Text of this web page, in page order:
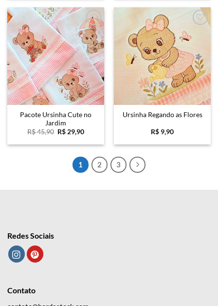
Favoritar
Pacote Ursinha Cute no
Jardim
R$45,90 O
original
R$ 45,90.
R$ 29,90O
atual
R$ 29,90.
Favoritar
Ursinha Regando as Flores
R$ 9,90
1 2 3
Redes Sociais
Contato